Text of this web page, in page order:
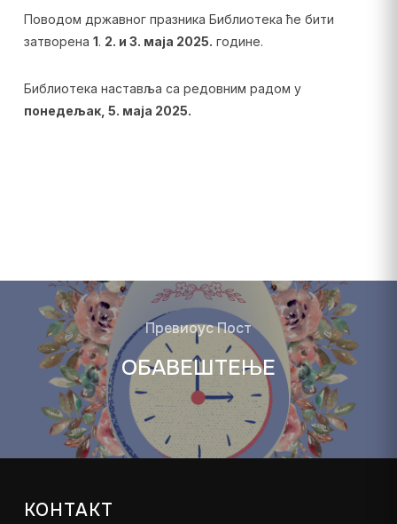
Поводом државног празника Библиотека ће бити
затворена 1. 2. и 3. маја 2025. године.
Библиотека наставља са редовним радом у
понедељак, 5. маја 2025.
Превиоус Пост
ОБАВЕШТЕЊЕ
КОНТАКТ